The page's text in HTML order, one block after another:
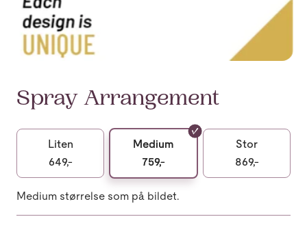
Spray Arrangement
Liten
649,-
Medium
759,-
Stor
869,-
Medium størrelse som på bildet.